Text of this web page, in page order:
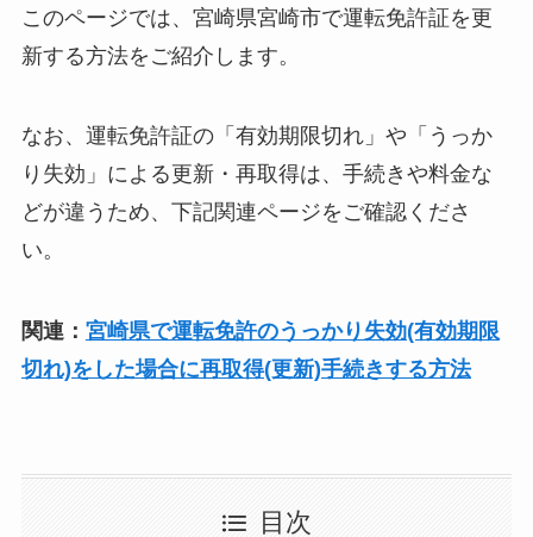
このページでは、宮崎県宮崎市で運転免許証を更
新する方法をご紹介します。
なお、運転免許証の「有効期限切れ」や「うっか
り失効」による更新・再取得は、手続きや料金な
どが違うため、下記関連ページをご確認くださ
い。
関連： 宮崎県で運転免許のうっかり失効(有効期限
切れ)をした場合に再取得(更新)手続きする方法
目次